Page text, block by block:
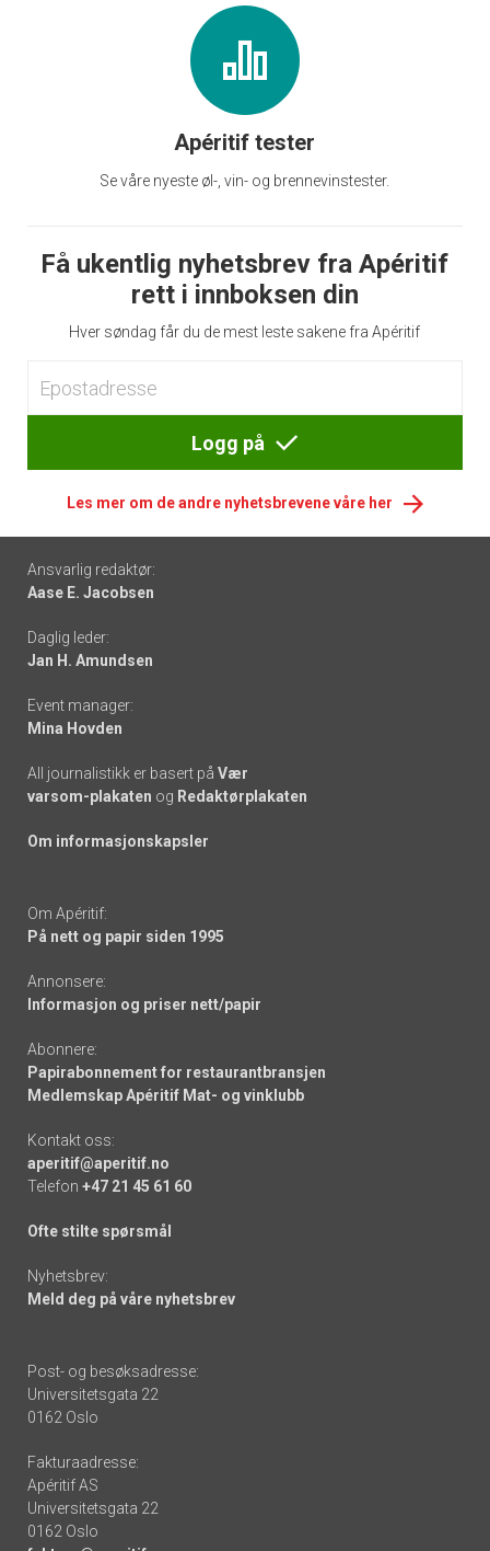
Apéritif tester
Se våre nyeste øl-, vin- og brennevinstester.
Få ukentlig nyhetsbrev fra Apéritif
rett i innboksen din
Hver søndag får du de mest leste sakene fra Apéritif
Logg på
Les mer om de andre nyhetsbrevene våre her
Footer
-
links
Ansvarlig redaktør:
Aase E. Jacobsen
Daglig leder:
Jan H. Amundsen
Event manager:
Mina Hovden
All journalistikk er basert på Vær
varsom-plakaten og Redaktørplakaten
Om informasjonskapsler
Om Apéritif:
På nett og papir siden 1995
Annonsere:
Informasjon og priser nett/papir
Abonnere:
Papirabonnement for restaurantbransjen
Medlemskap Apéritif Mat- og vinklubb
Kontakt oss:
aperitif@aperitif.no
Telefon +47 21 45 61 60
Ofte stilte spørsmål
Nyhetsbrev:
Meld deg på våre nyhetsbrev
Post- og besøksadresse:
Universitetsgata 22
0162 Oslo
Fakturaadresse:
Apéritif AS
Universitetsgata 22
0162 Oslo